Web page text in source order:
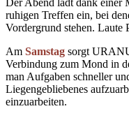
ruhigen Treffen ein, bei
Vordergrund stehen. Laute
Am Samstag sorgt
Verbindung zum Mond in
man Aufgaben schneller
Liegengebliebenes
einzuarbeiten.